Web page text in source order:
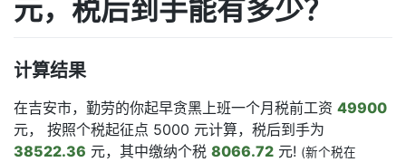
元，税后到手能有多少？
计算结果
在吉安市，勤劳的你起早贪黑上班一个月税前工资 49900
元， 按照个税起征点 5000 元计算，税后到手为
38522.36 元，其中缴纳个税 8066.72 元! (新个税在